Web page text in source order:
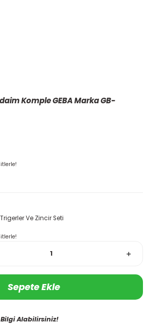
Komple GEBA Marka GB-
Trigerler Ve Zincir Seti
Sepete Ekle
Alabilirsiniz!